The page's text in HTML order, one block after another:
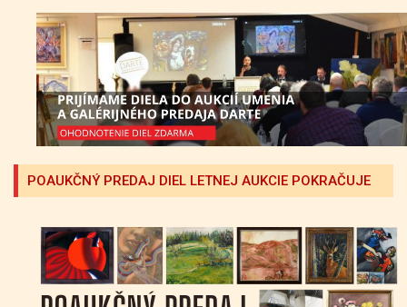
POAUKČNÝ PREDAJ DIEL LETNEJ AUKCIE POKRAČUJE